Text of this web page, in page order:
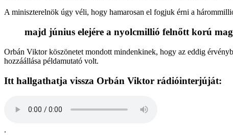
A miniszterelnök úgy véli, hogy hamarosan el fogjuk érni a
majd június elejére a nyolcmillió felnőtt korú
Orbán Viktor köszönetet mondott mindenkinek, hogy az eddig
hozzáállása példamutató volt.
Itt hallgathatja vissza Orbán Viktor rádióinterjúját:
.